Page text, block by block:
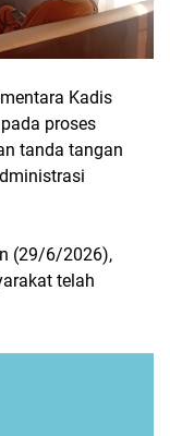
Kadis
proses
tanda tangan
(29/6/2026),
telah